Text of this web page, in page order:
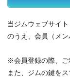
当ジムウェブサイト
のうえ、会員（メン
※会員登録の際、ご
また、ジムの鍵を